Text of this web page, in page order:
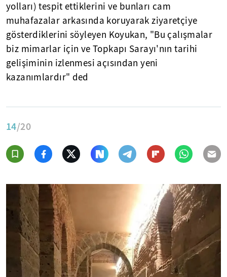
yolları) tespit ettiklerini ve bunları cam
muhafazalar arkasında koruyarak ziyaretçiye
gösterdiklerini söyleyen Koyukan, "Bu çalışmalar
biz mimarlar için ve Topkapı Sarayı'nın tarihi
gelişiminin izlenmesi açısından yeni
kazanımlardır" ded
14/20